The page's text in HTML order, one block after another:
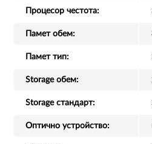
Процесор честота:
Памет обем:
Памет тип:
Storage обем:
Storage стандарт:
Оптично устройство: